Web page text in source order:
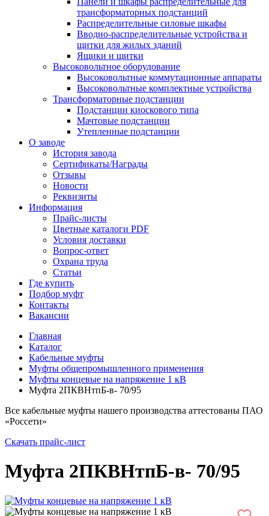
трансформаторных подстанций
Распределительные силовые шкафы
Вводно-распределительные устройства и
щитки для жилых зданий
Ящики и щитки
Высоковольтное оборудование
Высоковольтные коммутационные аппараты
Высоковольтные комплектные устройства
Трансформаторные подстанции
Подстанции киоскового типа
Мачтовые подстанции
Утепленные подстанции
О заводе
История завода
Сертификаты/Награды
Отзывы
Новости
Реквизиты
Информация
Прайс-листы
Цветные каталоги PDF
Условия доставки
Вопрос-ответ
Охрана труда
Статьи
Где купить
Подбор муфт
Контакты
Вакансии
Главная
Каталог
Кабельные муфты
Муфты общепромышленного применения
Муфты концевые на напряжение 1 кВ
Муфта 2ПКВНтпБ-в- 70/95
Все кабельные муфты нашего производства аттестованы ПАО
«Россети»
Скачать прайс-лист
Муфта 2ПКВНтпБ-в- 70/95